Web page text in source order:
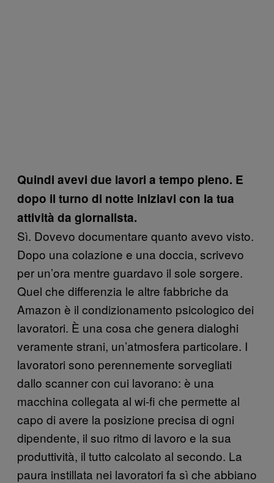
Quindi avevi due lavori a tempo pieno. E
dopo il turno di notte iniziavi con la tua
attività da giornalista.
Sì. Dovevo documentare quanto avevo visto.
Dopo una colazione e una doccia, scrivevo
per un’ora mentre guardavo il sole sorgere.
Quel che differenzia le altre fabbriche da
Amazon è il condizionamento psicologico dei
lavoratori. È una cosa che genera dialoghi
veramente strani, un’atmosfera particolare. I
lavoratori sono perennemente sorvegliati
dallo scanner con cui lavorano: è una
macchina collegata al wi-fi che permette al
capo di avere la posizione precisa di ogni
dipendente, il suo ritmo di lavoro e la sua
produttività, il tutto calcolato al secondo. La
paura instillata nei lavoratori fa sì che abbiano